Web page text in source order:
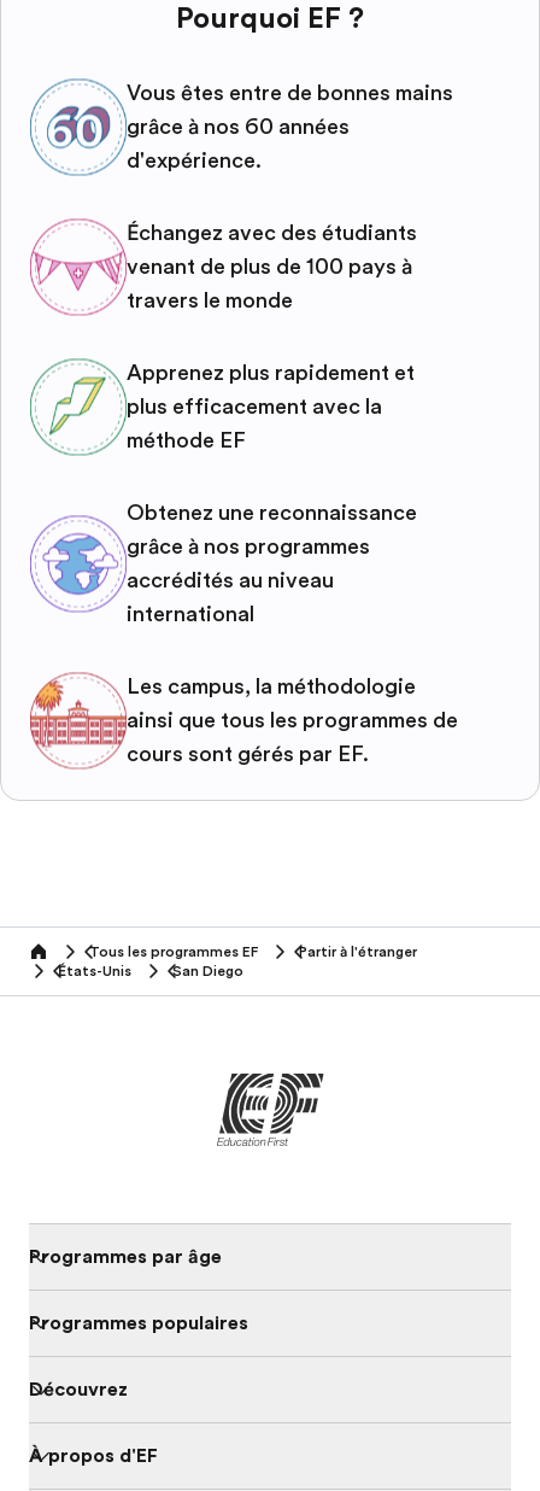
Pourquoi EF ?
Vous êtes entre de bonnes mains
grâce à nos 60 années
d'expérience.
Échangez avec des étudiants
venant de plus de 100 pays à
travers le monde
Apprenez plus rapidement et
plus efficacement avec la
méthode EF
Obtenez une reconnaissance
grâce à nos programmes
accrédités au niveau
international
Les campus, la méthodologie
ainsi que tous les programmes de
cours sont gérés par EF.
home Tous les programmes EF
Partir à l'étranger
États-Unis
San Diego
Programmes par âge
Programmes populaires
Découvrez
À propos d'EF